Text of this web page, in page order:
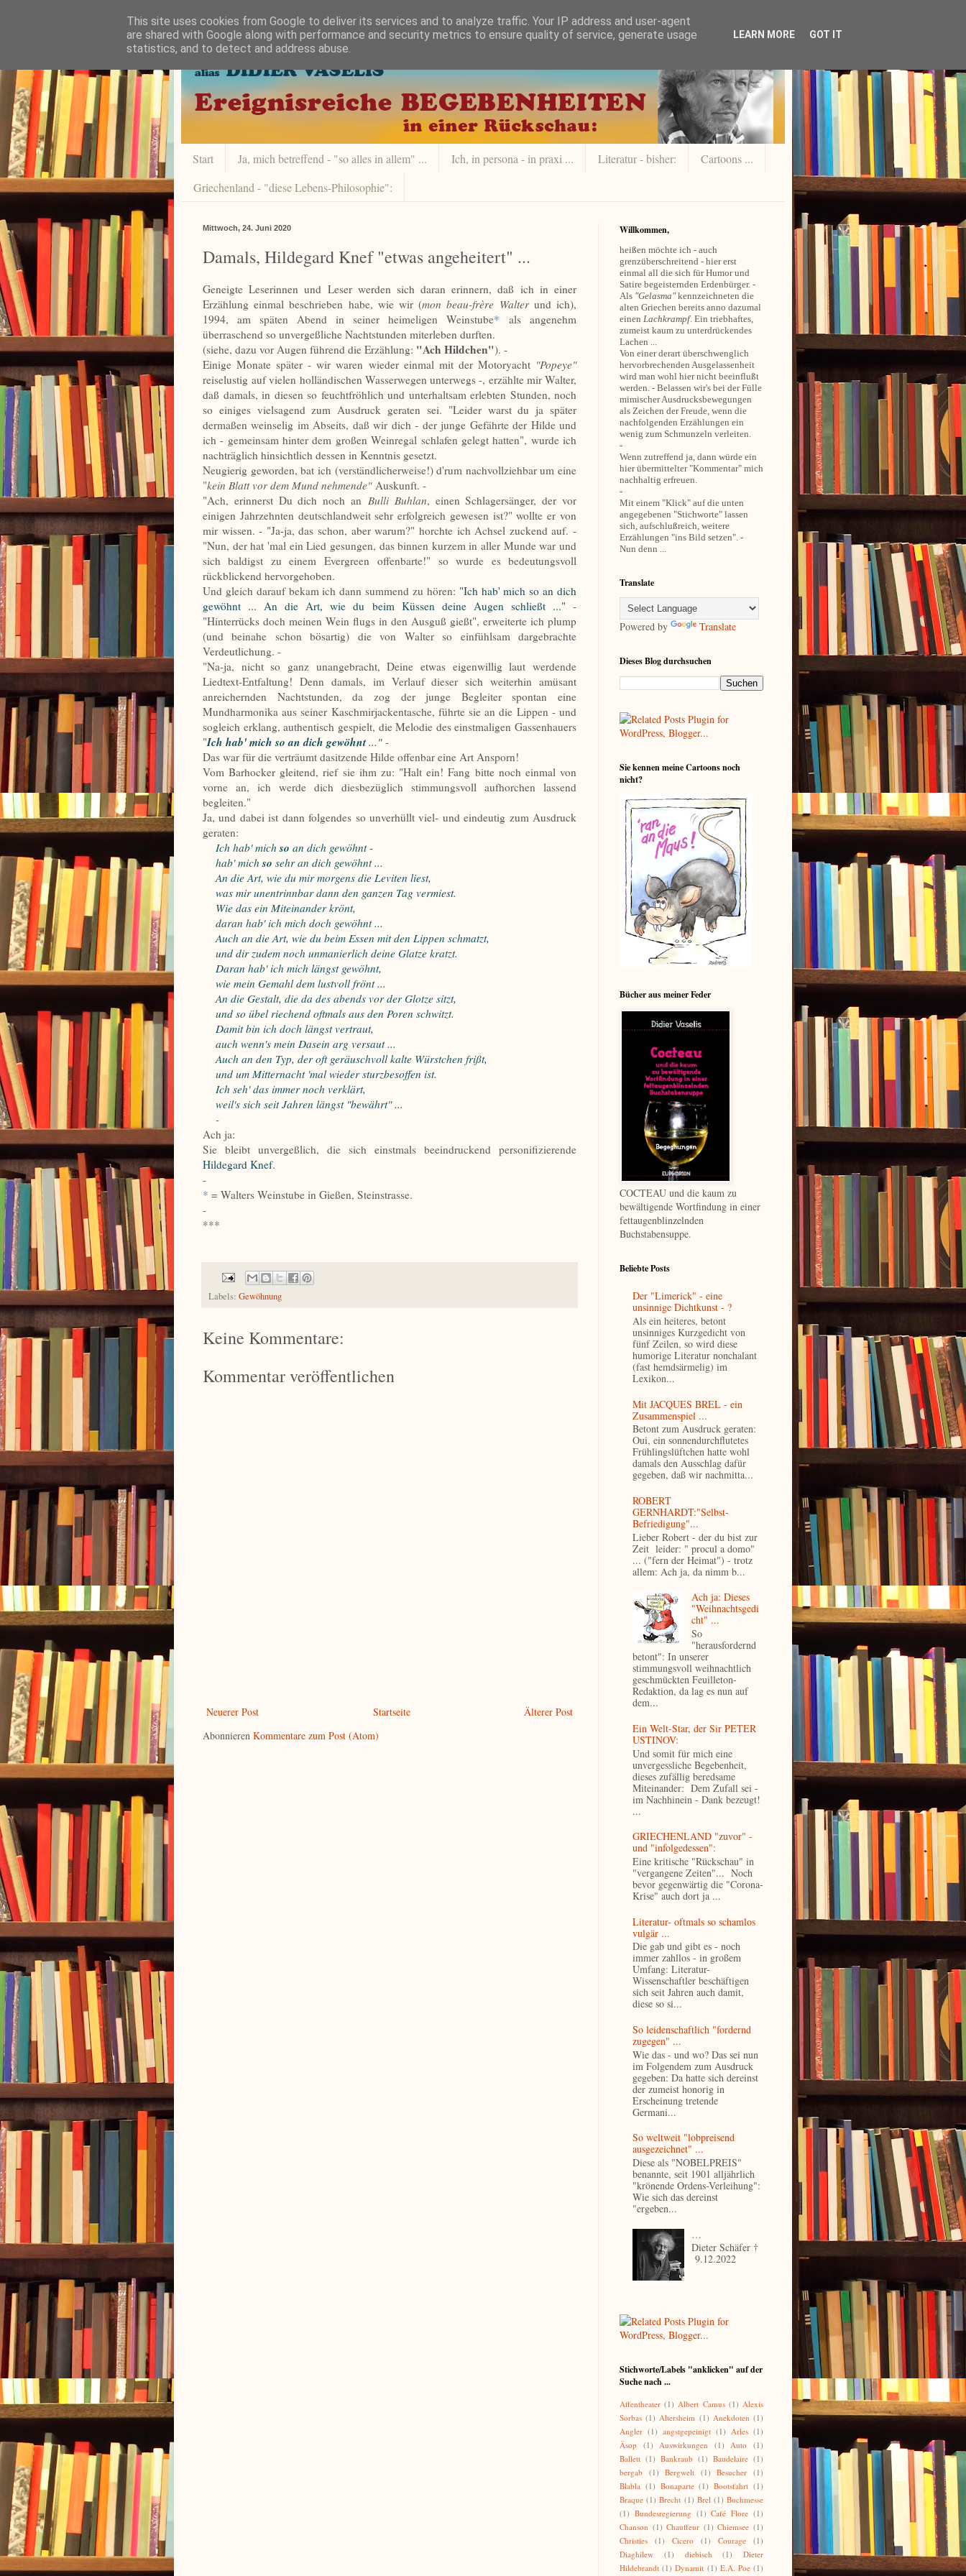
Start Ja, mich betreffend - "so alles in allem" ... Ich, in persona - in praxi ... Literatur - bisher:
Cartoons ...
Griechenland - "diese Lebens-Philosophie":
Mittwoch, 24. Juni 2020
Damals, Hildegard Knef "etwas angeheitert" ...
Geneigte Leserinnen und Leser werden sich daran erinnern, daß ich in einer
Erzählung einmal beschrieben habe, wie wir (mon beau-frère Walterund ich),
1994, am späten Abend in seiner heimeligen Weinstube*
als angenehm
überraschend so unvergeßliche Nachtstunden miterleben durften.
(siehe, dazu vor Augen führend die Erzählung: "Ach Hildchen"). -
Einige Monate später - wir waren wieder einmal mit der Motoryacht "Popeye"
reiselustig auf vielen holländischen Wasserwegen unterwegs -, erzählte mir Walter,
daß damals, in diesen so feuchtfröhlich und unterhaltsam erlebten Stunden, noch
so einiges vielsagend zum Ausdruck geraten sei. "Leider warst du ja später
dermaßen weinselig im Abseits, daß wir dich - der junge Gefährte der Hilde und
ich - gemeinsam hinter dem großen Weinregal schlafen gelegt hatten", wurde ich
nachträglich hinsichtlich dessen in Kenntnis gesetzt.
Neugierig geworden, bat ich (verständlicherweise!) d'rum nachvollziehbar um eine
"kein Blatt vor dem Mund nehmende" Auskunft. -
"Ach, erinnerst Du dich noch an Bulli Buhlan, einen Schlagersänger, der vor
einigen Jahrzehnten deutschlandweit sehr erfolgreich gewesen ist?" wollte er von
mir wissen. - "Ja-ja, das schon, aber warum?" horchte ich Achsel zuckend auf. -
"Nun, der hat 'mal ein Lied gesungen, das binnen kurzem in aller Munde war und
sich baldigst zu einem Evergreen offenbarte!" so wurde es bedeutungsvoll
rückblickend hervorgehoben.
Und gleich darauf bekam ich dann summend zu hören: "Ich hab' mich so an dich
gewöhnt ... An die Art, wie du beim Küssen deine Augen schließt ..." -
"Hinterrücks doch meinen Wein flugs in den Ausguß gießt", erweiterte ich plump
(und beinahe schon bösartig) die von Walter so einfühlsam dargebrachte
Verdeutlichung. -
"Na-ja, nicht so ganz unangebracht, Deine etwas eigenwillig laut werdende
Liedtext-Entfaltung! Denn damals, im Verlauf dieser sich weiterhin amüsant
anreichernden Nachtstunden, da zog der junge Begleiter spontan eine
Mundharmonika aus seiner Kaschmirjackentasche, führte sie an die Lippen - und
sogleich erklang, authentisch gespielt, die Melodie des einstmaligen Gassenhauers
"Ich hab' mich so an dich gewöhnt..."-
Das war für die verträumt dasitzende Hilde offenbar eine Art Ansporn!
Vom Barhocker gleitend, rief sie ihm zu: "Halt ein! Fang bitte noch einmal von
vorne an, ich werde dich diesbezüglich stimmungsvoll aufhorchen lassend
begleiten."
Ja, und dabei ist dann folgendes so unverhüllt viel- und eindeutig zum Ausdruck
geraten:
Ich hab' michso an dich gewöhnt -
hab' michso sehr an dich gewöhnt ...
An die Art, wie du mir morgens die Leviten liest,
was mir unentrinnbar dann den ganzen Tag vermiest.
Wie das ein Miteinander krönt,
daran hab' ich mich doch gewöhnt ...
Auch an die Art, wie du beim Essen mit den Lippen schmatzt,
und dir zudem noch unmanierlich deine Glatze kratzt.
Daran hab' ich mich längst gewöhnt,
wie mein Gemahl dem lustvoll frönt ...
An die Gestalt, die da des abends vor der Glotze sitzt,
und so übel riechend oftmals aus den Poren schwitzt.
Damit bin ich doch längst vertraut,
auch wenn's mein Dasein arg versaut ...
Auch an den Typ, der oft geräuschvoll kalte Würstchen frißt,
und um Mitternacht 'mal wieder sturzbesoffen ist.
Ich seh' das immer noch verklärt,
weil's sich seit Jahren längst "bewährt" ...
-
Ach ja:
Sie bleibt unvergeßlich, die sich einstmals beeindruckend personifizierende
Hildegard Knef.
-
* = Walters Weinstube in Gießen, Steinstrasse.
-
***
Labels: Gewöhnung
Keine Kommentare:
Kommentar veröffentlichen
Neuerer Post Älterer Post
Startseite
Abonnieren Kommentare zum Post (Atom)
Willkommen,
heißen möchte ich - auch
grenzüberschreitend - hier erst
einmal all die sich für Humor und
Satire begeisternden Erdenbürger. -
Als "Gelasma"kennzeichneten die
alten Griechen bereits anno dazumal
einen Lachkrampf. Ein triebhaftes,
zumeist kaum zu unterdrückendes
Lachen ...
Von einer derart überschwenglich
hervorbrechenden Ausgelassenheit
wird man wohl hier nicht beeinflußt
werden. - Belassen wir's bei der Fülle
mimischer Ausdrucksbewegungen
als Zeichen der Freude, wenn die
nachfolgenden Erzählungen ein
wenig zum Schmunzeln verleiten.
-
Wenn zutreffend ja, dann würde ein
hier übermittelter "Kommentar" mich
nachhaltig erfreuen.
-
Mit einem "Klick" auf die unten
angegebenen "Stichworte" lassen
sich, aufschlußreich, weitere
Erzählungen "ins Bild setzen". -
Nun denn ...
Translate
Powered by Translate
Dieses Blog durchsuchen
Sie kennen meine Cartoons noch
nicht?
Bücher aus meiner Feder
COCTEAU und die kaum zu
bewältigende Wortfindung in einer
fettaugenblinzelnden
Buchstabensuppe.
Beliebte Posts
Der "Limerick" - eine
unsinnige Dichtkunst - ?
Als ein heiteres, betont
unsinniges Kurzgedicht von
fünf Zeilen, so wird diese
humorige Literatur nonchalant
(fast hemdsärmelig) im
Lexikon...
Mit JACQUES BREL - ein
Zusammenspiel ...
Betont zum Ausdruck geraten:
Oui, ein sonnendurchflutetes
Frühlingslüftchen hatte wohl
damals den Ausschlag dafür
gegeben, daß wir nachmitta...
ROBERT
GERNHARDT:"Selbst-
Befriedigung"...
Lieber Robert - der du bist zur
Zeit leider: " procul a domo"
... ("fern der Heimat") - trotz
allem: Ach ja, da nimm b...
Ach ja: Dieses
"Weihnachtsgedi
cht" ...
So
"herausfordernd
betont": In unserer
stimmungsvoll weihnachtlich
geschmückten Feuilleton-
Redaktion, da lag es nun auf
dem...
Ein Welt-Star, der Sir PETER
USTINOV:
Und somit für mich eine
unvergessliche Begebenheit,
dieses zufällig beredsame
Miteinander: Dem Zufall sei -
im Nachhinein - Dank bezeugt!
...
GRIECHENLAND "zuvor" -
und "infolgedessen":
Eine kritische "Rückschau" in
"vergangene Zeiten"... Noch
bevor gegenwärtig die "Corona-
Krise" auch dort ja ...
Literatur- oftmals so schamlos
vulgär ...
Die gab und gibt es - noch
immer zahllos - in großem
Umfang: Literatur-
Wissenschaftler beschäftigen
sich seit Jahren auch damit,
diese so si...
So leidenschaftlich "fordernd
zugegen" ...
Wie das - und wo? Das sei nun
im Folgendem zum Ausdruck
gegeben: Da hatte sich dereinst
der zumeist honorig in
Erscheinung tretende
Germani...
So weltweit "lobpreisend
ausgezeichnet" ...
Diese als "NOBELPREIS"
benannte, seit 1901 alljährlich
"krönende Ordens-Verleihung":
Wie sich das dereinst
"ergeben...
…
Dieter Schäfer †
9.12.2022
Stichworte/Labels "anklicken" auf der
Suche nach ...
Affentheater (1) Albert Camus (1) Alexis
Sorbas (1) Altersheim (1) Anekdoten (1)
Angler (1) angstgepeinigt (1) Arles (1)
Äsop (1) Auswirkungen (1) Auto
(1)
Ballett (1) Bankraub (1) Baudelaire (1)
bergab (1) Bergwelt (1) Besucher
(1)
Blabla (1) Bonaparte (1) Bootsfahrt (1)
Braque (1) Brecht (1) Brel (1) Buchmesse
(1) Bundesregierung (1) Café Flore (1)
Chanson (1) Chauffeur (1) Chiemsee (1)
Christies
(1) Cicero (1) Courage
(1)
Diaghilew
(1) diebisch (1)
Dieter
Hildebrandt (1) Dynamit (1) E.A. Poe (1)
This site uses cookies from Google to deliver its services and to analyze traffic. Your IP address and user-agent
are shared with Google along with performance and security metrics to ensure quality of service, generate usage
statistics, and to detect and address abuse.
LEARN MORE GOT IT